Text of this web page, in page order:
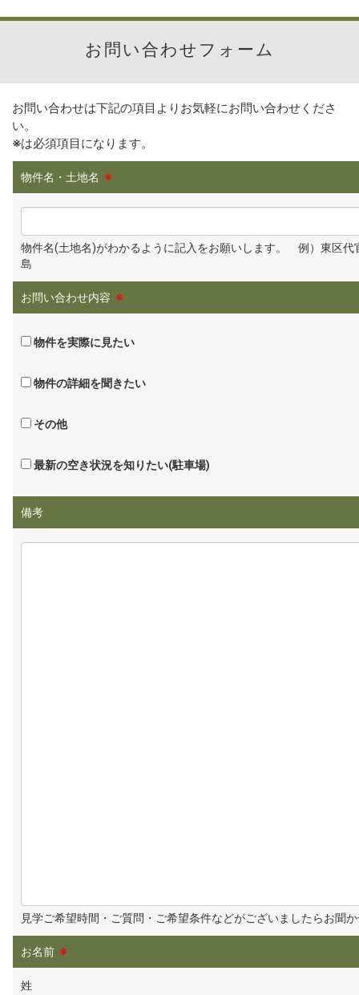
お問い合わせフォーム
お問い合わせは下記の項目よりお気軽にお問い合わせくださ
い。
※は必須項目になります。
物件名・土地名 ※
物件名(土地名)がわかるように記入をお願いします。 例）東区代
島
お問い合わせ内容 ※
物件を実際に見たい
物件の詳細を聞きたい
その他
最新の空き状況を知りたい(駐車場)
備考
見学ご希望時間・ご質問・ご希望条件などがございましたらお聞
お名前 ※
姓